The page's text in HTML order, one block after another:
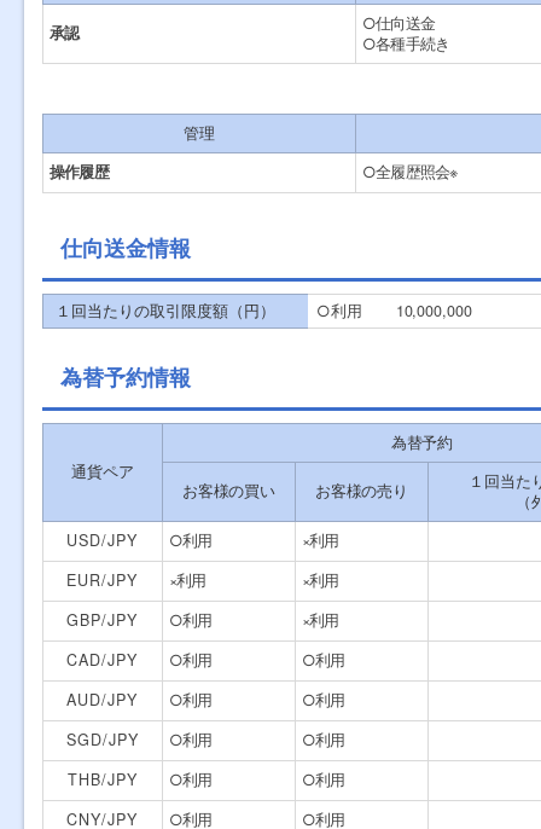
承認
○仕向送金
○各種手続き
管理
操作履歴
○全履歴照会※
仕向送金情報
１回当たりの取引限度額（円） ○利用 10,000,000
為替予約情報
通貨ペア
為替予約
お客様の買い お客様の売り
１回当た
USD/JPY
○利用 ×利用
EUR/JPY
×利用 ×利用
GBP/JPY
○利用 ×利用
CAD/JPY
○利用 ○利用
AUD/JPY
○利用 ○利用
SGD/JPY
○利用 ○利用
THB/JPY
○利用 ○利用
CNY/JPY
○利用 ○利用